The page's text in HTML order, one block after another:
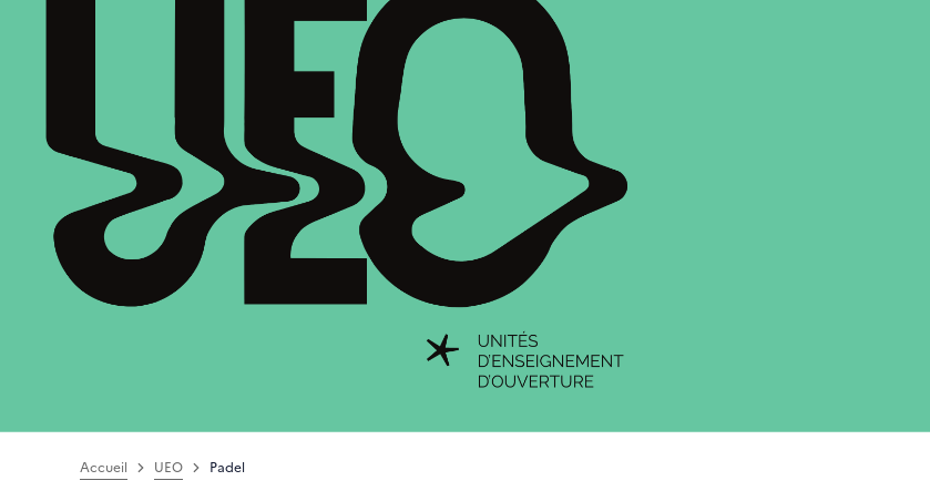
Accueil UEO Padel